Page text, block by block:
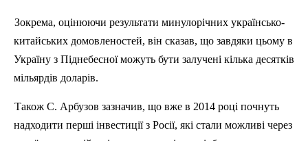
Зокрема, оцінюючи результати минулорічних українсько-
китайських домовленостей, він сказав, що завдяки цьому в
Україну з Піднебесної можуть бути залучені кілька десятків
мільярдів доларів.
Також С. Арбузов зазначив, що вже в 2014 році почнуть
надходити перші інвестиції з Росії, які стали можливі через